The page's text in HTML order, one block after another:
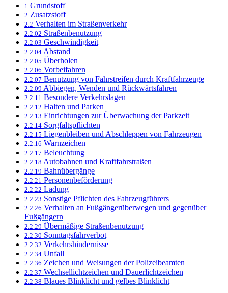
1 Grundstoff
2 Zusatzstoff
2.2 Verhalten im Straßenverkehr
2.2.02 Straßenbenutzung
2.2.03 Geschwindigkeit
2.2.04 Abstand
2.2.05 Überholen
2.2.06 Vorbeifahren
2.2.07 Benutzung von Fahrstreifen durch Kraftfahrzeuge
2.2.09 Abbiegen, Wenden und Rückwärtsfahren
2.2.11 Besondere Verkehrslagen
2.2.12 Halten und Parken
2.2.13 Einrichtungen zur Überwachung der Parkzeit
2.2.14 Sorgfaltspflichten
2.2.15 Liegenbleiben und Abschleppen von Fahrzeugen
2.2.16 Warnzeichen
2.2.17 Beleuchtung
2.2.18 Autobahnen und Kraftfahrstraßen
2.2.19 Bahnübergänge
2.2.21 Personenbeförderung
2.2.22 Ladung
2.2.23 Sonstige Pflichten des Fahrzeugführers
2.2.26 Verhalten an Fußgängerüberwegen und gegenüber
Fußgängern
2.2.29 Übermäßige Straßenbenutzung
2.2.30 Sonntagsfahrverbot
2.2.32 Verkehrshindernisse
2.2.34 Unfall
2.2.36 Zeichen und Weisungen der Polizeibeamten
2.2.37 Wechsellichtzeichen und Dauerlichtzeichen
2.2.38 Blaues Blinklicht und gelbes Blinklicht